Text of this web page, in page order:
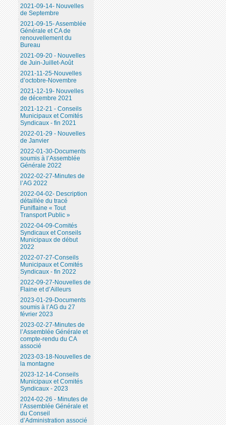
2021-09-14- Nouvelles
de Septembre
2021-09-15- Assemblée
Générale et CA de
renouvellement du
Bureau
2021-09-20 - Nouvelles
de Juin-Juillet-Août
2021-11-25-Nouvelles
d’octobre-Novembre
2021-12-19- Nouvelles
de décembre 2021
2021-12-21 - Conseils
Municipaux et Comités
Syndicaux - fin 2021
2022-01-29 - Nouvelles
de Janvier
2022-01-30-Documents
soumis à l’Assemblée
Générale 2022
2022-02-27-Minutes de
l’AG 2022
2022-04-02- Description
détaillée du tracé
Funiflaine « Tout
Transport Public »
2022-04-09-Comités
Syndicaux et Conseils
Municipaux de début
2022
2022-07-27-Conseils
Municipaux et Comités
Syndicaux - fin 2022
2022-09-27-Nouvelles de
Flaine et d’Ailleurs
2023-01-29-Documents
soumis à l’AG du 27
février 2023
2023-02-27-Minutes de
l’Assemblée Générale et
compte-rendu du CA
associé
2023-03-18-Nouvelles de
la montagne
2023-12-14-Conseils
Municipaux et Comités
Syndicaux - 2023
2024-02-26 - Minutes de
l’Assemblée Générale et
du Conseil
d’Administration associé